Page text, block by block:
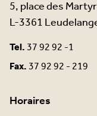
5, place des
L-3361
Tel.37 92 92 -1
Fax.37 92 92 - 219
Horaires